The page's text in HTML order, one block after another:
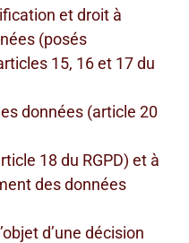
et droit à
(posés
15, 16 et 17 du
données (article 20
18 du RGPD) et à
des données
d’une décision